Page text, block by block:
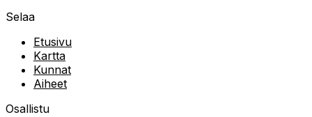
Selaa
Etusivu
Kartta
Kunnat
Aiheet
Osallistu